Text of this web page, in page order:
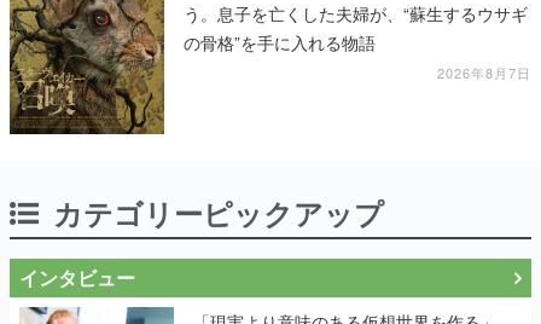
う。息子を亡くした夫婦が、“蘇生するウサギ
の骨格”を手に入れる物語
2026年8月7日
カテゴリーピックアップ
インタビュー